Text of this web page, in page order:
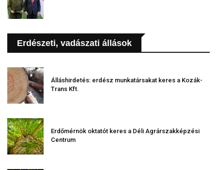
Erdészeti, vadászati állások
Álláshirdetés: erdész munkatársakat keres a Kozák-
Trans Kft.
Erdőmérnök oktatót keres a Déli Agrárszakképzési
Centrum